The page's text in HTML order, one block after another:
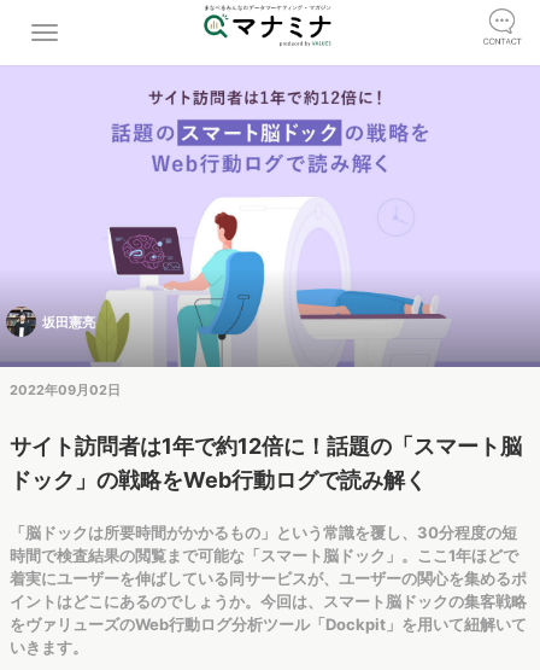
坂田憲亮
2022年09月02日
サイト訪問者は1年で約12倍に！話題の「スマート脳
ドック」の戦略をWeb行動ログで読み解く
「脳ドックは所要時間がかかるもの」という常識を覆し、30分程度の短
時間で検査結果の閲覧まで可能な「スマート脳ドック」。ここ1年ほどで
着実にユーザーを伸ばしている同サービスが、ユーザーの関心を集めるポ
イントはどこにあるのでしょうか。今回は、スマート脳ドックの集客戦略
をヴァリューズのWeb行動ログ分析ツール「Dockpit」を用いて紐解いて
いきます。